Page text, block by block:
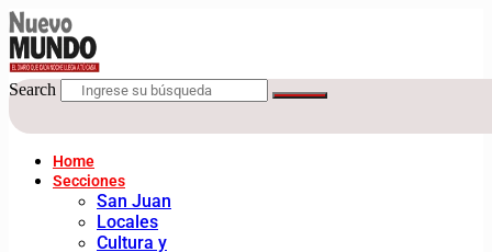
Search
Home
Secciones
San Juan
Locales
Cultura y